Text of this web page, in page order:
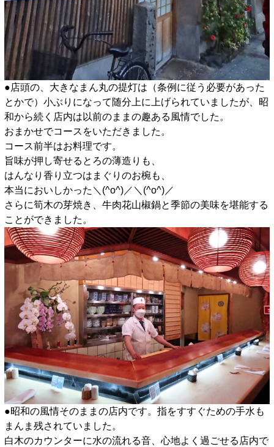
●店頭の、大きなまん丸の提灯は（条例に従う必要があった
とかで）小ぶりになって随分上に上げられていましたが、昭
和から続く店内は以前のままの趣ある風情でした。
おまかせでコースをいただきました。
コース前半はお料理です。
旨味が押し寄せるとろの薄造りも、
はんなり香り立つはまぐりのお椀も、
本当においしかった＼(^o^)／＼(^o^)／
さらに筍木の芽焼き、牛肉花山椒鍋と季節の美味を堪能する
ことができました。
●昭和の風情そのままの店内です。指をすすぐための手水も
まんま残されていました。
白木のカウンターに水の流れる音、心地よく過ごせる店内で